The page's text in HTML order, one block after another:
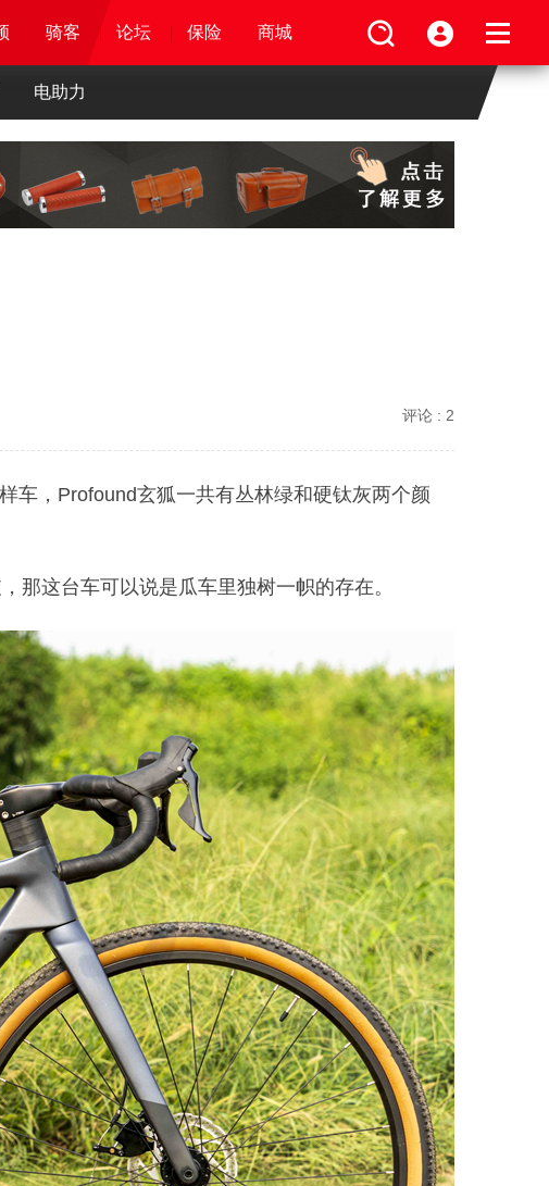
论坛 保险 商城
视频 论坛 保险 商城
骑客 论坛 保险 商城
骑客 论坛 保险 商城
电助力
评论 : 2
车，Profound玄狐一共有丛林绿和硬钛灰两个颜
那这台车可以说是瓜车里独树一帜的存在。